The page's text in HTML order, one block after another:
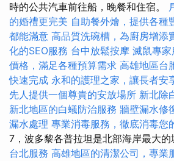
時的公共汽車前往船，晚餐和住宿。
的婚禮更完美 自助餐外燴，提供各種
都能滿意 高品質洗碗槽，為廚房增添
化的SEO服務 台中放鬆按摩 滅鼠專家
價格，滿足各種預算需求 高雄地區台
快速完成 永和的護理之家，讓長者安
先人提供一個尊貴的安放場所 新北除
新北地區的白蟻防治服務 牆壁漏水修
漏水處理 專業消毒服務，徹底消毒您
7，波多黎各普拉坦是北部海岸最大的
台北服務 高雄地區的清潔公司，專業